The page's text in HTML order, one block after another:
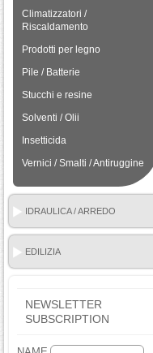
Climatizzatori /
Riscaldamento
Prodotti per legno
Pile / Batterie
Stucchi e resine
Solventi / Olii
Insetticida
Vernici / Smalti / Antiruggine
IDRAULICA / ARREDO
BAGNO
EDILIZIA
NEWSLETTER
SUBSCRIPTION